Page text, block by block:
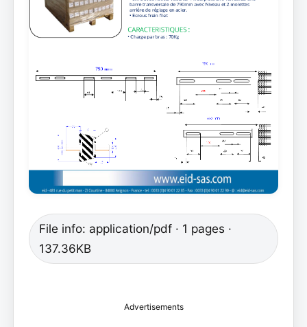
File info: application/pdf · 1 pages ·
137.36KB
Advertisements